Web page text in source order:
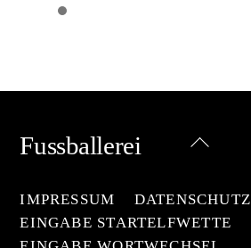
Back
Fussballerei
IMPRESSUM DATENSCHUTZ
EINGABE STARTELFWETTE